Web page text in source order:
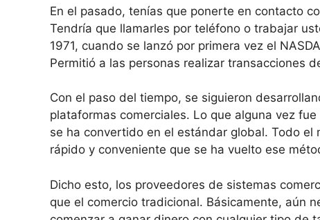
En el pasado, tenías que ponerte en contacto
Tendría que llamarles por teléfono o trabajar
1971, cuando se lanzó por primera vez el
Permitió a las personas realizar transacciones
Con el paso del tiempo, se siguieron
plataformas comerciales. Lo que alguna vez
se ha convertido en el estándar global. Todo el
rápido y conveniente que se ha vuelto ese
Dicho esto, los proveedores de sistemas
que el comercio tradicional. Básicamente, aún